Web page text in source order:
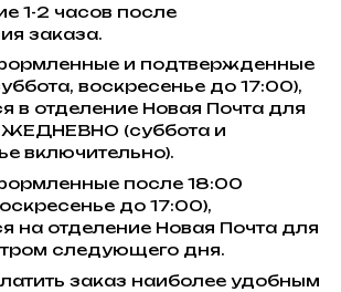
1-2 часов после
заказа.
и подтвержденные
воскресенье до 17:00),
в отделение Новая Почта для
(суббота и
включительно).
после 18:00
до 17:00),
на отделение Новая Почта для
следующего дня.
заказ наиболее удобным